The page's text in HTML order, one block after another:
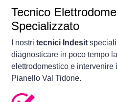
Tecnico
Specializzato
I nostri tecnici Indesit
diagnosticare in poco tempo
elettrodomestico e intervenire
Pianello Val Tidone.